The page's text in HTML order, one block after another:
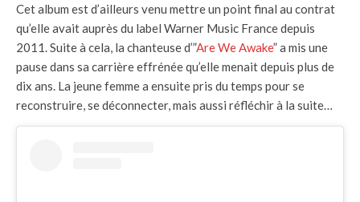
Cet album est d’ailleurs venu mettre un point final au contrat
qu’elle avait auprès du label Warner Music France depuis
2011. Suite à cela, la chanteuse d’”Are We Awake” a mis une
pause dans sa carrière effrénée qu’elle menait depuis plus de
dix ans. La jeune femme a ensuite pris du temps pour se
reconstruire, se déconnecter, mais aussi réfléchir à la suite…